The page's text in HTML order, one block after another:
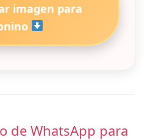
imagen para
de WhatsApp para